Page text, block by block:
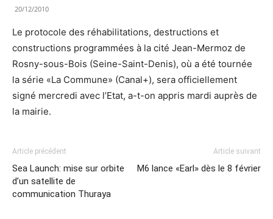
20/12/2010
Le protocole des réhabilitations, destructions et
constructions programmées à la cité Jean-Mermoz de
Rosny-sous-Bois (Seine-Saint-Denis), où a été tournée
la série «La Commune» (Canal+), sera officiellement
signé mercredi avec l’Etat, a-t-on appris mardi auprès de
la mairie.
Article précédent
Sea Launch: mise sur orbite
d’un satellite de
communication Thuraya
Article suivant
M6 lance «Earl» dès le 8 février